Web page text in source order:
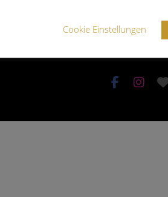
Cookie Einstellungen